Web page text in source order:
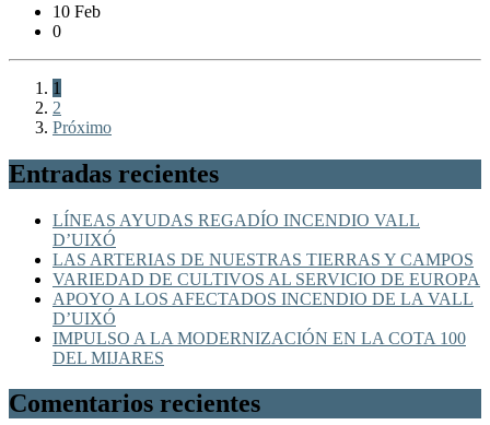
10 Feb
0
1
2
Próximo
Entradas recientes
LÍNEAS AYUDAS REGADÍO INCENDIO VALL
D’UIXÓ
LAS ARTERIAS DE NUESTRAS TIERRAS Y CAMPOS
VARIEDAD DE CULTIVOS AL SERVICIO DE EUROPA
APOYO A LOS AFECTADOS INCENDIO DE LA VALL
D’UIXÓ
IMPULSO A LA MODERNIZACIÓN EN LA COTA 100
DEL MIJARES
Comentarios recientes